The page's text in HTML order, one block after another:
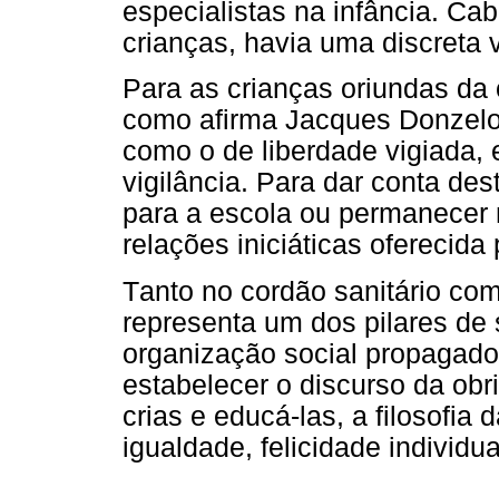
especialistas na infância.
crianças, havia uma discreta
Para as crianças oriundas
como afirma Jacques
como o de liberdade vigiada,
vigilância. Para dar conta
para a escola ou
relações iniciáticas oferecida
Tanto no cordão sanitário
representa um dos pilares
organização social
estabelecer o discurso da
crias e educá-las, a filosofia
igualdade, felicidade